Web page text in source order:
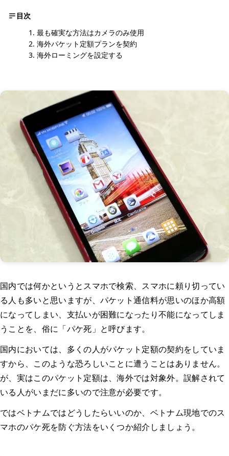
目次
最も確実な方法はカメラのみ使用
海外パケット定額プランを契約
海外ローミングを設定する
国内では何かというとスマホで検索、スマホに頼り切ってい
る人も多いと思いますが、パケット通信料が思いのほか高額
になってしまい、支払いが困難になったり不能になってしま
うことを、俗に「パケ死」と呼びます。
国内においては、多くの人がパケット定額の契約をしていま
すから、このような恐ろしいことに遭うことはありません。
が、実はこのパケット定額は、海外では対象外。誤解されて
いる人がいまだに多いので注意が必要です。
ではベトナムではどうしたらいいのか、ベトナム現地でのス
マホのパケ死を防ぐ方法をいくつか紹介しましょう。